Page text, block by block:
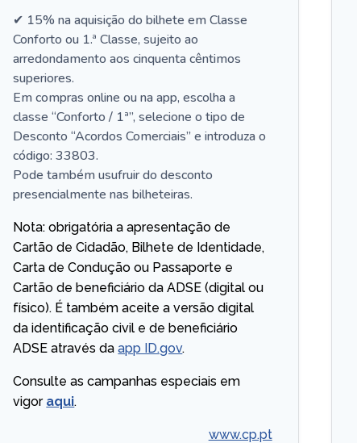
✔ 15% na aquisição do bilhete em Classe
Conforto ou 1.ª Classe, sujeito ao
arredondamento aos cinquenta cêntimos
superiores.
Em compras online ou na app, escolha a
classe “Conforto / 1ª”, selecione o tipo de
Desconto “Acordos Comerciais” e introduza o
código: 33803.
Pode também usufruir do desconto
presencialmente nas bilheteiras.
Nota: obrigatória a apresentação de
Cartão de Cidadão, Bilhete de Identidade,
Carta de Condução ou Passaporte e
Cartão de beneficiário da ADSE (digital ou
físico). É também aceite a versão digital
da identificação civil e de beneficiário
ADSE através daapp ID.gov.
Consulte as campanhas especiais em
vigor aqui.
www.cp.pt